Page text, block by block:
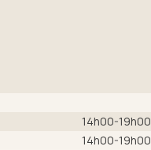
14h00-19h00
14h00-19h00